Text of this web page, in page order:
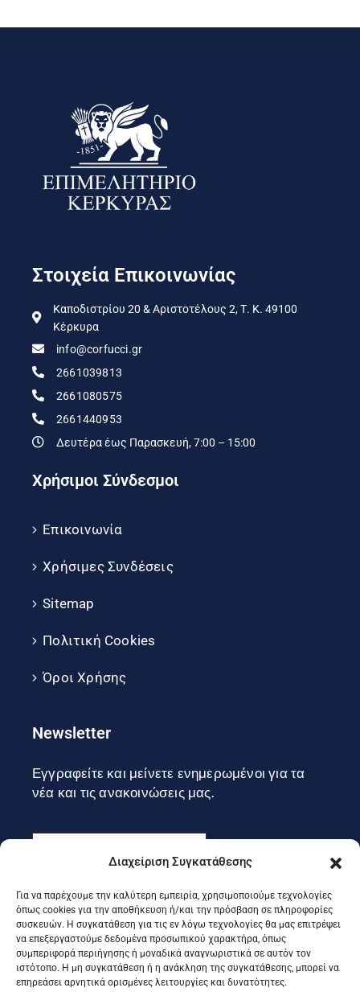
Διαχείριση Συγκατάθεσης
Για να παρέχουμε την καλύτερη εμπειρία, χρησιμοποιούμε τεχνολογίες
όπως cookies για την αποθήκευση ή/και την πρόσβαση σε πληροφορίες
συσκευών. Η συγκατάθεση για τις εν λόγω τεχνολογίες θα μας επιτρέψει
να επεξεργαστούμε δεδομένα προσωπικού χαρακτήρα, όπως
συμπεριφορά περιήγησης ή μοναδικά αναγνωριστικά σε αυτόν τον
ιστότοπο. Η μη συγκατάθεση ή η ανάκληση της συγκατάθεσης, μπορεί να
επηρεάσει αρνητικά ορισμένες λειτουργίες και δυνατότητες.
Στοιχεία Επικοινωνίας
Καποδιστρίου 20 & Αριστοτέλους 2, Τ. Κ. 49100
Κέρκυρα
info@corfucci.gr
2661039813
2661080575
2661440953
Δευτέρα έως Παρασκευή, 7:00 – 15:00
Χρήσιμοι Σύνδεσμοι
Επικοινωνία
Χρήσιμες Συνδέσεις
Sitemap
Πολιτική Cookies
Όροι Χρήσης
Newsletter
Εγγραφείτε και μείνετε ενημερωμένοι για τα
νέα και τις ανακοινώσεις μας.
Εγγραφή
Ακολουθήστε μας στα social